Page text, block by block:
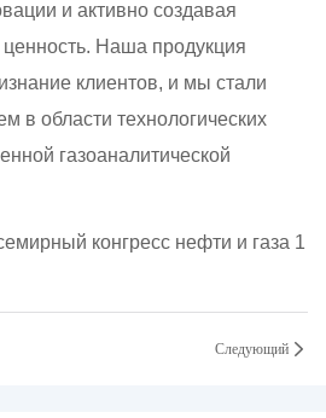
и активно создавая
Наша продукция
клиентов, и мы стали
в области технологических
газоаналитической
Следующий